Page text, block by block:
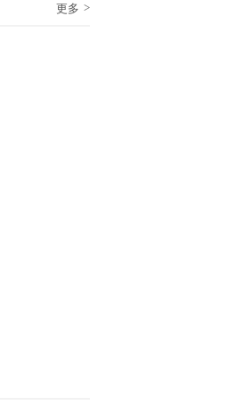
更多 >